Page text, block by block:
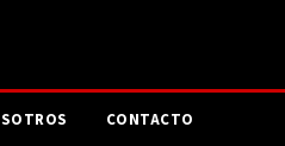
CONTACTO